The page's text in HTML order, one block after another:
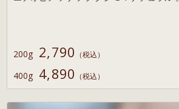
200g 2,790 （税込）
400g 4,890 （税込）